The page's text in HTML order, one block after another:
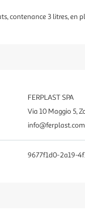
contenance 3 litres, en
FERPLAST SPA
Via 10 Maggio 5,
info@ferplast.com
9677f1d0-2a19-